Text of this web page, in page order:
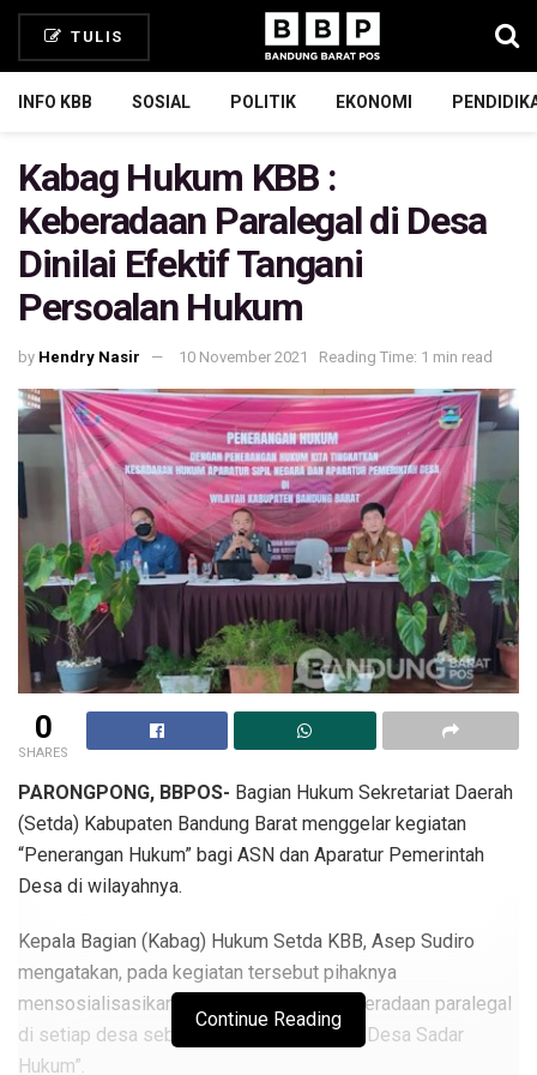
TULIS
INFO KBB SOSIAL POLITIK EKONOMI
Kabag Hukum KBB :
Keberadaan Paralegal di Desa
Dinilai Efektif Tangani
Persoalan Hukum
by Hendry Nasir 10 November 2021 Reading Time: 1 min read
0
SHARES
PARONGPONG, BBPOS- Bagian Hukum Sekretariat Daerah
(Setda) Kabupaten Bandung Barat menggelar kegiatan
“Penerangan Hukum” bagi ASN dan Aparatur Pemerintah
Desa di wilayahnya.
Kepala Bagian (Kabag) Hukum Setda KBB, Asep Sudiro
mengatakan, pada kegiatan tersebut pihaknya
mensosialisasikan terkait pentingnya keberadaan paralegal
di setiap desa sebagai salah satu syarat “Desa Sadar
Hukum”.
Continue Reading